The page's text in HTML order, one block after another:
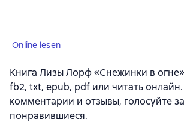
Online lesen
Книга Лизы Лорф «Снежинки в
fb2, txt, epub, pdf или читать
комментарии и отзывы, голосуйте за
понравившиеся.